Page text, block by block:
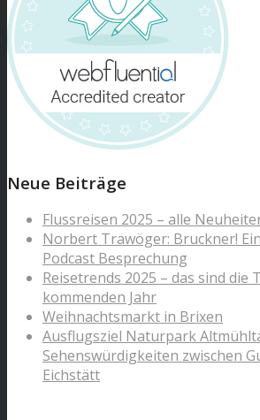
Neue Beiträge
Flussreisen 2025 – alle
Norbert Trawöger: Bruckner!
Podcast Besprechung
Reisetrends 2025 – das sind die
kommenden Jahr
Weihnachtsmarkt in Brixen
Ausflugsziel Naturpark
Sehenswürdigkeiten zwischen
Eichstätt